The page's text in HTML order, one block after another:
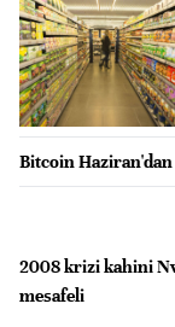
Bitcoin
2008 krizi kahini
mesafeli